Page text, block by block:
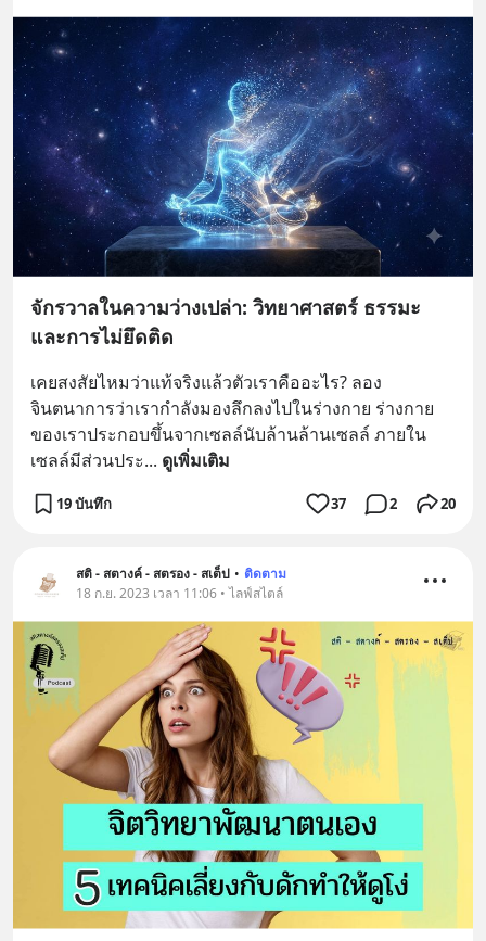
จักรวาลในความว่างเปล่า: วิทยาศาสตร์ ธรรมะ
และการไม่ยึดติด
เคยสงสัยไหมว่าแท้จริงแล้วตัวเราคืออะไร? ลอง
จินตนาการว่าเรากำลังมองลึกลงไปในร่างกาย ร่างกาย
ของเราประกอบขึ้นจากเซลล์นับล้านล้านเซลล์ ภายใน
เซลล์มีส่วนประ... ดูเพิ่มเติม
19 บันทึก 37 2 20
สติ - สตางค์ - สตรอง - สเต็ป • ติดตาม
18 ก.ย. 2023 เวลา 11:06 • ไลฟ์สไตล์